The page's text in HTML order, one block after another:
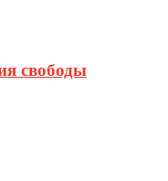
свободы